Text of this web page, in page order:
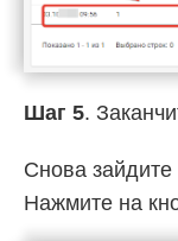
Шаг 5.
Снова зайдите
Нажмите на